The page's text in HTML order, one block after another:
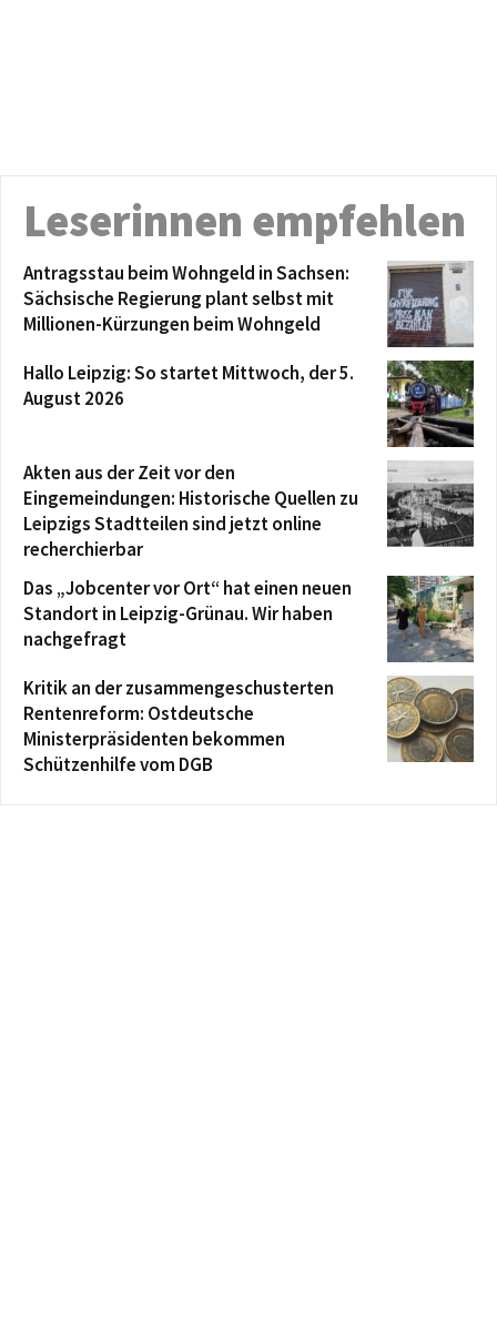
Leserinnen empfehlen
Antragsstau beim Wohngeld in Sachsen:
Sächsische Regierung plant selbst mit
Millionen-Kürzungen beim Wohngeld
Hallo Leipzig: So startet Mittwoch, der 5.
August 2026
Akten aus der Zeit vor den
Eingemeindungen: Historische Quellen zu
Leipzigs Stadtteilen sind jetzt online
recherchierbar
Das „Jobcenter vor Ort“ hat einen neuen
Standort in Leipzig-Grünau. Wir haben
nachgefragt
Kritik an der zusammengeschusterten
Rentenreform: Ostdeutsche
Ministerpräsidenten bekommen
Schützenhilfe vom DGB